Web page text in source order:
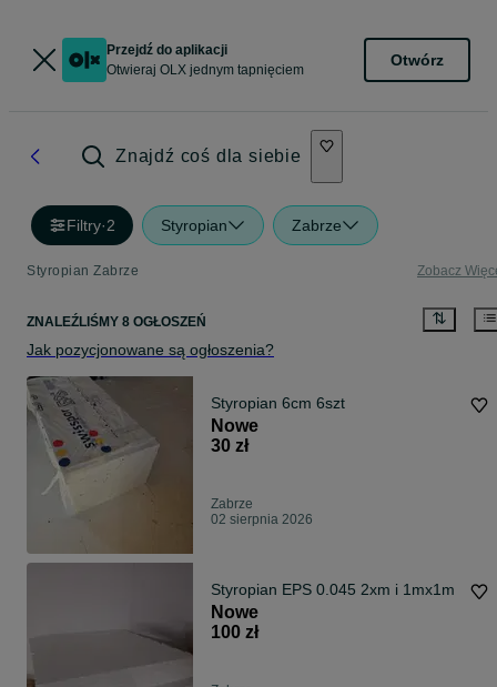
Przejdź do aplikacji
Otwieraj OLX jednym tapnięciem
Otwórz
Znajdź coś dla siebie
Filtry·2 Styropian Zabrze
Styropian Zabrze Zobacz
ZNALEŹLIŚMY 8 OGŁOSZEŃ
Jak pozycjonowane są ogłoszenia?
Styropian 6cm 6szt
Nowe
30 zł
Zabrze
02 sierpnia 2026
Styropian EPS 0.045 2xm i 1mx1m
Nowe
100 zł